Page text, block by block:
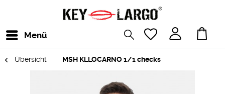
Menü
Übersicht MSH KLLOCARNO 1/1 checks